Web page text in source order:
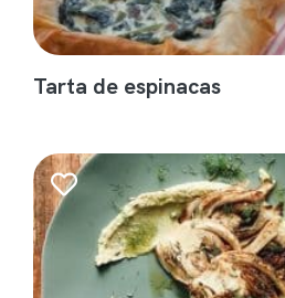
Tarta de espinacas